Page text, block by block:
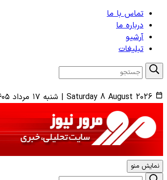
تماس با ما
درباره ما
آرشیو
تبلیغات
Saturday 8 August 2026
| شنبه ۱۷ مرداد ۱۴۰۵
نمایش منو